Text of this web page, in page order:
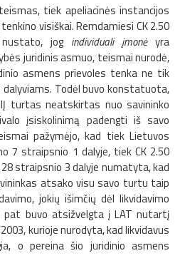
tiek apeliacinės instancijos
visiškai. Remdamiesi CK 2.50
jog individuali įmonėyra
juridinis asmuo, teismai nurodė,
asmens prievoles tenka ne tik
Todėl buvo konstatuota,
turtas neatskirtas nuo savininko
įsiskolinimą padengti iš savo
pažymėjo, kad tiek Lietuvos
7 straipsnio 1 dalyje, tiek CK 2.50
straipsnio 3 dalyje numatyta, kad
atsako visu savo turtu taip
jokių išimčių dėl likvidavimo
pat buvo atsižvelgta į LAT nutartį
kurioje nurodyta, kad likvidavus
o pereina šio juridinio asmens